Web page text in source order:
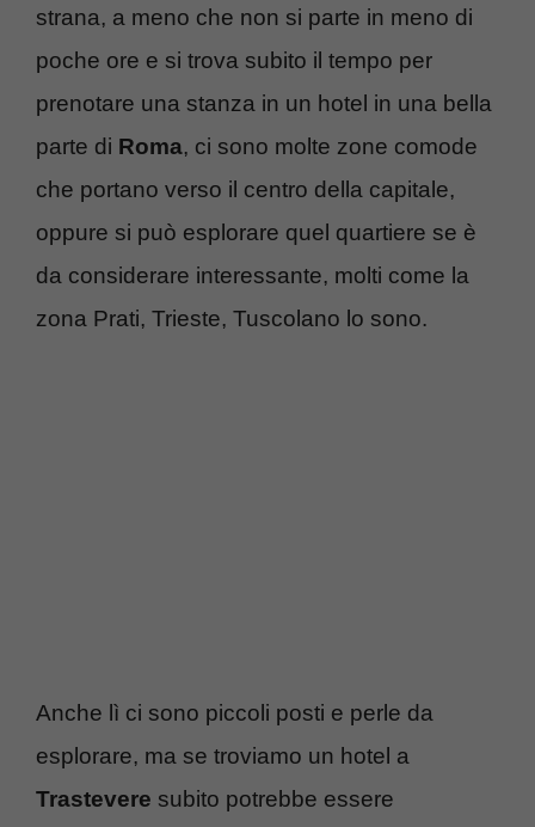
strana, a meno che non si parte in meno di
poche ore e si trova subito il tempo per
prenotare una stanza in un hotel in una bella
parte di Roma, ci sono molte zone comode
che portano verso il centro della capitale,
oppure si può esplorare quel quartiere se è
da considerare interessante, molti come la
zona Prati, Trieste, Tuscolano lo sono.
Anche lì ci sono piccoli posti e perle da
esplorare, ma se troviamo un hotel a
Trastevere subito potrebbe essere